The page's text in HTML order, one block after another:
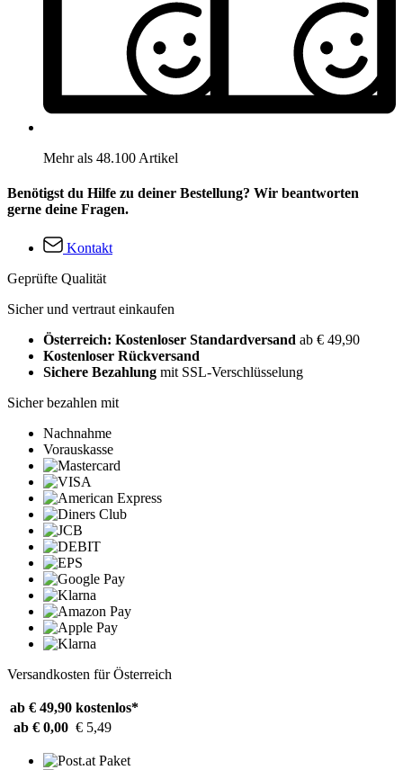
Mehr als 48.100 Artikel
Benötigst du Hilfe zu deiner Bestellung? Wir beantworten
gerne deine Fragen.
Kontakt
Geprüfte Qualität
Sicher und vertraut einkaufen
Österreich: Kostenloser Standardversand ab € 49,90
Kostenloser Rückversand
Sichere Bezahlung mit SSL-Verschlüsselung
Sicher bezahlen mit
Nachnahme
Vorauskasse
Versandkosten für Österreich
ab € 49,90 kostenlos*
ab € 0,00 € 5,49